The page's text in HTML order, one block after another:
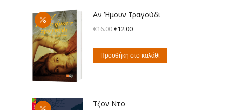
Αν Ήμουν Τραγούδι
€16.00Original
was:
€12.00Η
τιμή
Προσθήκη στο καλάθι
Τζον Ντο